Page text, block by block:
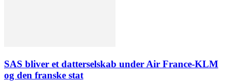
SAS bliver et datterselskab under Air France-KLM
og den franske stat